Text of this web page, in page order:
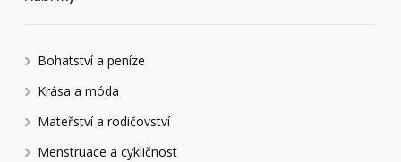
Bohatství a peníze
Krása a móda
Mateřství a rodičovství
Menstruace a cykličnost